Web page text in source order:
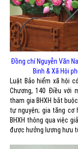
Đồng chí Nguyễn Văn
Binh & Xã Hội
Luật Bảo hiểm xã hội
Chương, 140 Điều với
tham gia BHXH bắt
tự nguyện; gia tăng cơ
BHXH thông qua việc
được hưởng lương hưu